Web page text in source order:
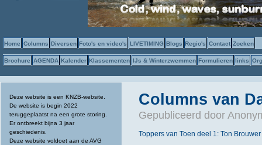
Home Columns Diversen Foto's en video's LIVETIMING Blogs Regio's Contact Zoeken
Brochure AGENDA Kalender Klassementen IJs & Winterzwemmen Formulieren links
Deze website is een KNZB-website.
De website is begin 2022
teruggeplaatst na een grote storing.
Er ontbreekt bijna 3 jaar
geschiedenis.
Deze website voldoet aan de AVG
Columns van
Gepubliceerd door
Toppers van Toen deel 1: Ton Brouwer